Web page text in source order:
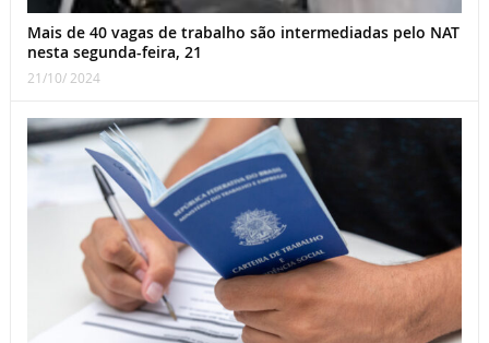
Mais de 40 vagas de trabalho são intermediadas pelo NAT
nesta segunda-feira, 21
21/10/ 2024